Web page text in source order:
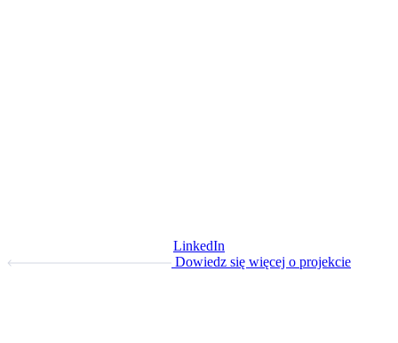
LinkedIn
Dowiedz się więcej o projekcie